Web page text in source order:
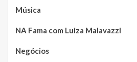
Música
NA Fama com Luiza Malavazzi
Negócios